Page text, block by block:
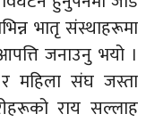
भातृ संस्थाहरूमा
जनाउनु भयो ।
महिला संघ जस्ता
राय सल्लाह